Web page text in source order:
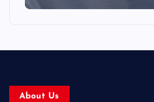
About Us